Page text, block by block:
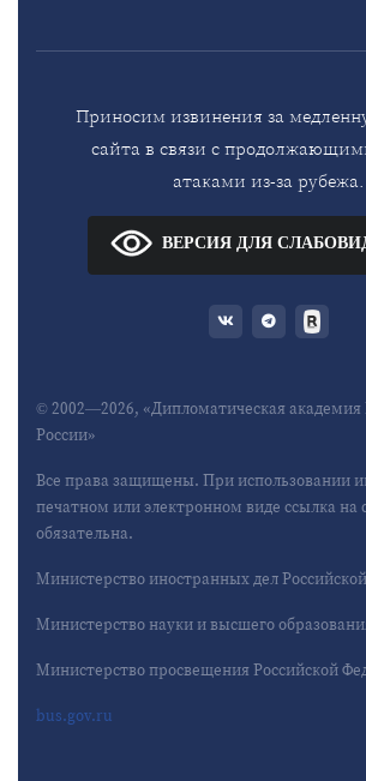
Приносим извинения за
сайта в связи с
атаками из-за рубежа.
ВЕРСИЯ ДЛЯ
© 2002—2026, «Дипломатическая
России»
Все права защищены. При использовании
печатном или электронном виде ссылка на
обязательна.
Министерство иностранных дел
Министерство науки и высшего
Министерство просвещения Российской
bus.gov.ru